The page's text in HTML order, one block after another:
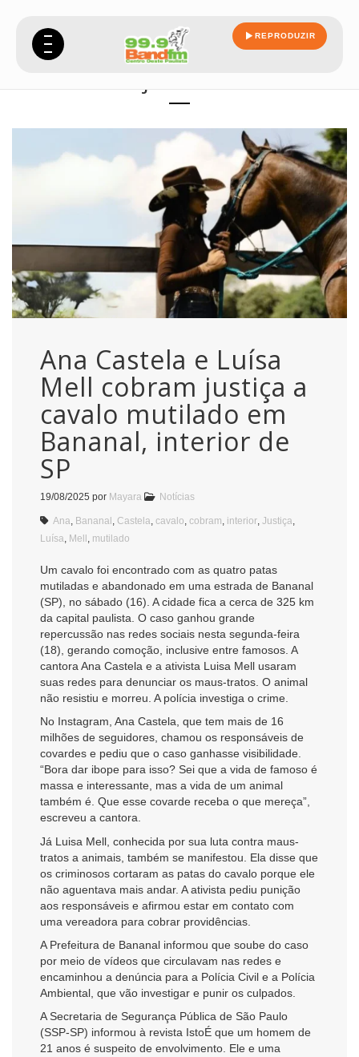
REPRODUZIR
Ana Castela e Luísa
Mell cobram justiça a
cavalo mutilado em
Bananal, interior de
SP
19/08/2025 por Mayara Notícias
Ana Bananal Castela cavalo cobram interior Justiça
Luísa Mell mutilado
Um cavalo foi encontrado com as quatro patas
mutiladas e abandonado em uma estrada de Bananal
(SP), no sábado (16). A cidade fica a cerca de 325 km
da capital paulista. O caso ganhou grande
repercussão nas redes sociais nesta segunda-feira
(18), gerando comoção, inclusive entre famosos. A
cantora Ana Castela e a ativista Luisa Mell usaram
suas redes para denunciar os maus-tratos. O animal
não resistiu e morreu. A polícia investiga o crime.
No Instagram, Ana Castela, que tem mais de 16
milhões de seguidores, chamou os responsáveis de
covardes e pediu que o caso ganhasse visibilidade.
“Bora dar ibope para isso? Sei que a vida de famoso é
massa e interessante, mas a vida de um animal
também é. Que esse covarde receba o que mereça”,
escreveu a cantora.
Já Luisa Mell, conhecida por sua luta contra maus-
tratos a animais, também se manifestou. Ela disse que
os criminosos cortaram as patas do cavalo porque ele
não aguentava mais andar. A ativista pediu punição
aos responsáveis e afirmou estar em contato com
uma vereadora para cobrar providências.
A Prefeitura de Bananal informou que soube do caso
por meio de vídeos que circulavam nas redes e
encaminhou a denúncia para a Polícia Civil e a Polícia
Ambiental, que vão investigar e punir os culpados.
A Secretaria de Segurança Pública de São Paulo
(SSP-SP) informou à revista IstoÉ que um homem de
21 anos é suspeito de envolvimento. Ele e uma